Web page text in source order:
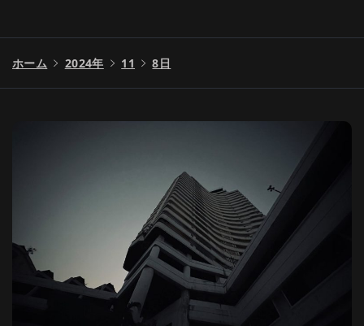
ホーム 2024年 11 8日